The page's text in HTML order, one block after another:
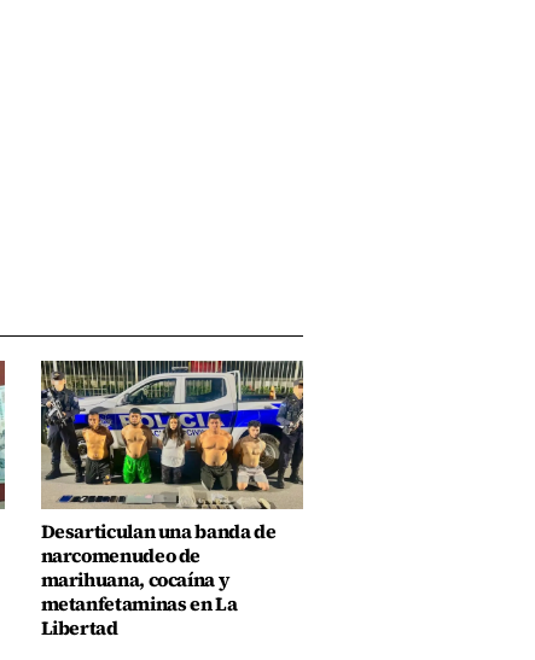
Desarticulan una banda de
narcomenudeo de
marihuana, cocaína y
metanfetaminas en La
Libertad